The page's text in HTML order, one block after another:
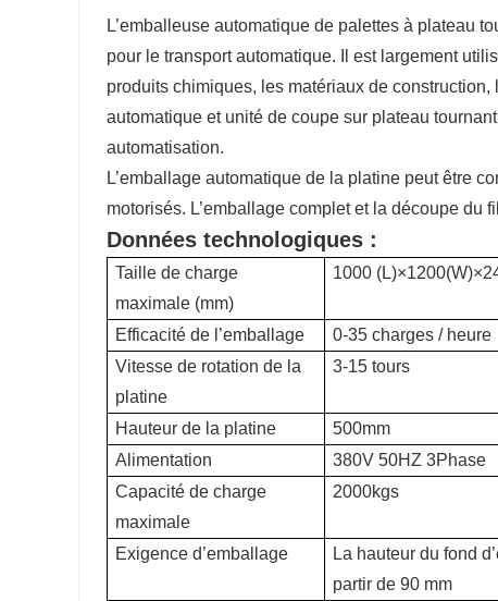
L’emballeuse automatique de palettes à plateau
pour le transport automatique. Il est largement
produits chimiques, les matériaux de
automatique et unité de coupe sur plateau
automatisation.
L’emballage automatique de la platine peut être
motorisés. L’emballage complet et la découpe du
Données technologiques :
Taille de charge
maximale (mm)
1000
Efficacité de l’emballage
0-35 charges / heure
Vitesse de rotation de la
platine
3-15 tours
Hauteur de la platine
500mm
Alimentation
380V 50HZ 3Phase
Capacité de charge
maximale
2000kgs
Exigence d’emballage
La hauteur du fond
partir de 90 mm